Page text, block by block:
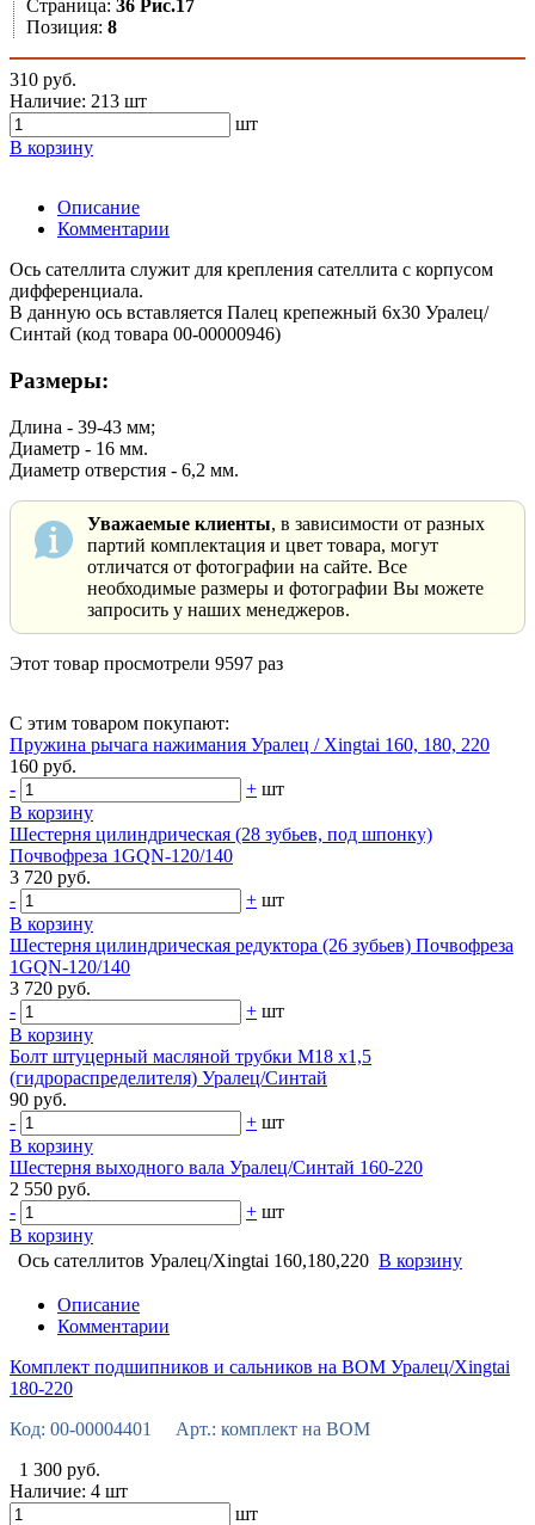
Страница: 36 Рис.17
Позиция: 8
310 руб.
Наличие: 213 шт
шт
В корзину
Описание
Комментарии
Ось сателлита служит для крепления сателлита с корпусом
дифференциала.
В данную ось вставляется Палец крепежный 6х30 Уралец/
Синтай (код товара 00-00000946)
Размеры:
Длина - 39-43 мм;
Диаметр - 16 мм.
Диаметр отверстия - 6,2 мм.
Уважаемые клиенты, в зависимости от разных
партий комплектация и цвет товара, могут
отличатся от фотографии на сайте. Все
необходимые размеры и фотографии Вы можете
запросить у наших менеджеров.
Этот товар просмотрели 9597 раз
С этим товаром покупают:
Пружина рычага нажимания Уралец / Xingtai 160, 180, 220
160 руб.
-
+ шт
В корзину
Шестерня цилиндрическая (28 зубьев, под шпонку)
Почвофреза 1GQN-120/140
3 720 руб.
-
+ шт
В корзину
Шестерня цилиндрическая редуктора (26 зубьев) Почвофреза
1GQN-120/140
3 720 руб.
-
+ шт
В корзину
Болт штуцерный масляной трубки М18 х1,5
(гидрораспределителя) Уралец/Синтай
90 руб.
-
+ шт
В корзину
Шестерня выходного вала Уралец/Синтай 160-220
2 550 руб.
-
+ шт
В корзину
Ось сателлитов Уралец/Xingtai 160,180,220 В корзину
Описание
Комментарии
Комплект подшипников и сальников на ВОМ Уралец/Xingtai
180-220
Код: 00-00004401 Арт.: комплект на ВОМ
1 300 руб.
Наличие: 4 шт
шт